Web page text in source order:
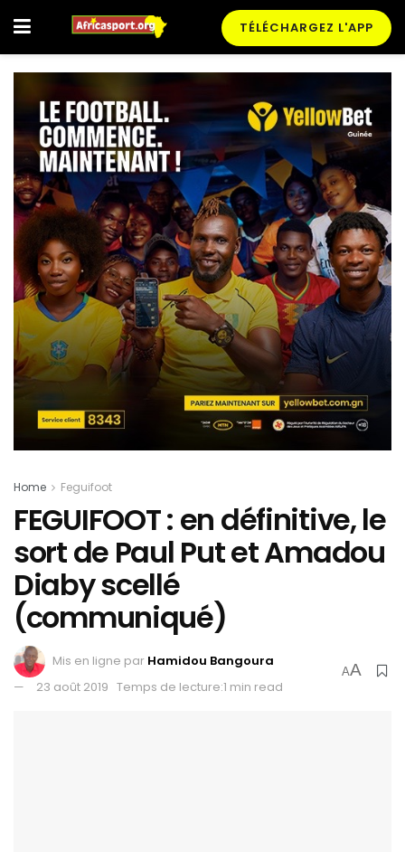
TÉLÉCHARGEZ L'APP
Home Feguifoot
FEGUIFOOT : en définitive, le
sort de Paul Put et Amadou
Diaby scellé
(communiqué)
Mis en ligne par Hamidou Bangoura
23 août 2019 Temps de lecture:1 min read
AA